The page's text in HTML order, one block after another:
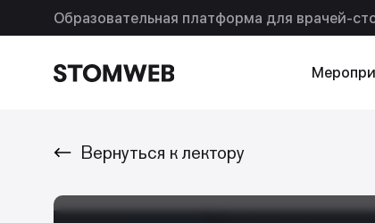
Образовательная платформа для врачей-
Вернуться к лектору
Искать по названию Искать